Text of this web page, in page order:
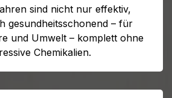
sind nicht nur effektiv,
gesundheitsschonend – für
und Umwelt – komplett ohne
Chemikalien.